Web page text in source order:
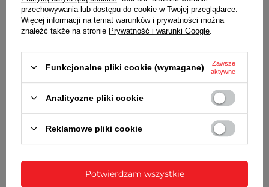
BRANSOLETA
Stalowa nierdzewna rozciągana, w kolorze koperty
ŚREDNICA KOPERTY
GRUBOŚĆ KOPERTY
7,9 mm
SZEROKOŚĆ BRANSOLETY
przechowywania lub dostępu do cookie w Twojej przeglądarce.
Więcej informacji na temat warunków i prywatności można
znaleźć także na stronie Prywatność i warunki Google
Funkcjonalne pliki cookie (wymagane)
Zawsze
aktywne
Analityczne pliki cookie
Reklamowe pliki cookie
Potwierdzam wszystkie